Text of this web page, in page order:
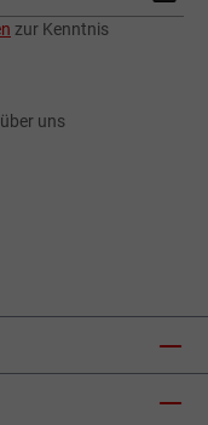
zur Kenntnis
uns